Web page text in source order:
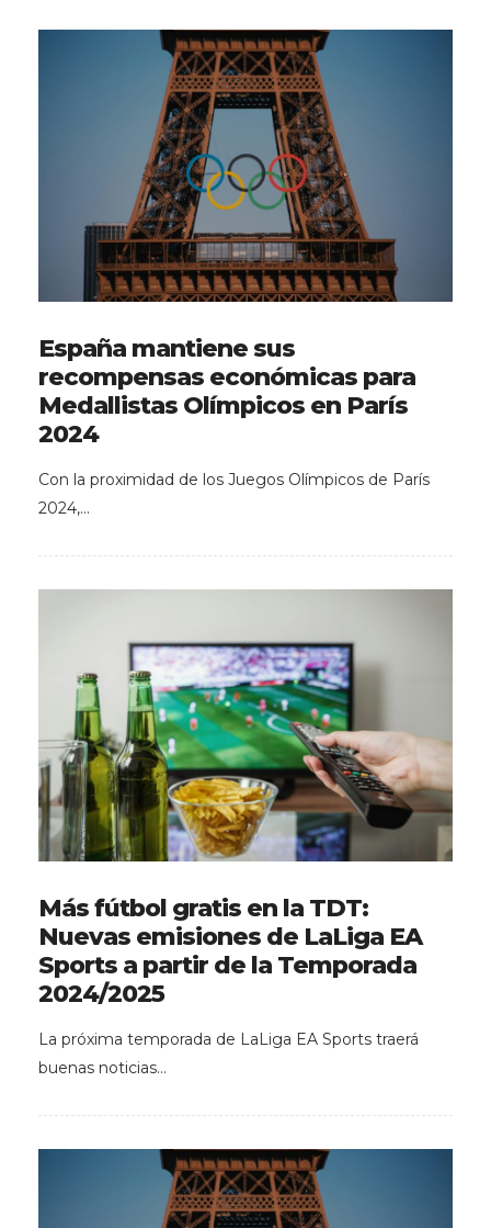
España mantiene sus
recompensas económicas para
Medallistas Olímpicos en París
2024
Con la proximidad de los Juegos Olímpicos de París
2024,…
Más fútbol gratis en la TDT:
Nuevas emisiones de LaLiga EA
Sports a partir de la Temporada
2024/2025
La próxima temporada de LaLiga EA Sports traerá
buenas noticias…